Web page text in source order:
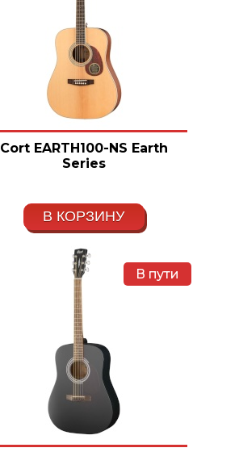
Cort EARTH100-NS Earth
Series
В КОРЗИНУ
В пути